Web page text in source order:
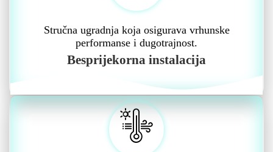
Stručna ugradnja koja osigurava vrhunske
performanse i dugotrajnost.
Besprijekorna instalacija